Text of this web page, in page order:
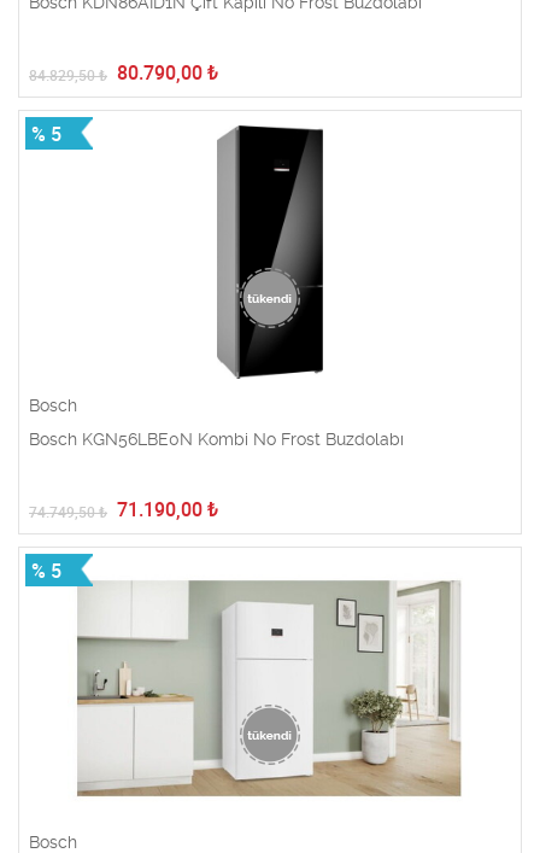
84.829,50₺ 80.790,00 ₺
% 5
Bosch
Bosch KGN56LBE0N Kombi No Frost Buzdolabı
74.749,50₺ 71.190,00 ₺
% 5
Bosch